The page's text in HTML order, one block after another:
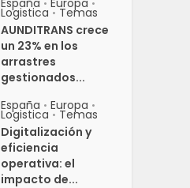
• •
Logistica • Temas
AUNDITRANS crece
un 23% en los
arrastres
gestionados...
España • Europa •
Logistica • Temas
Digitalización y
eficiencia
operativa: el
impacto de...